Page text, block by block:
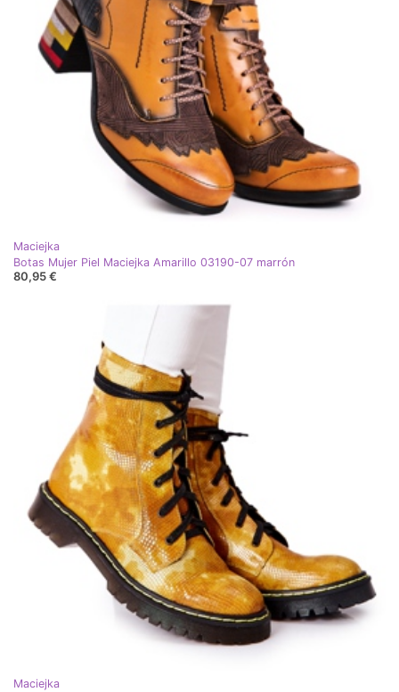
Maciejka
Botas Mujer Piel Maciejka Amarillo 03190-07 marrón
80,95 €
Maciejka